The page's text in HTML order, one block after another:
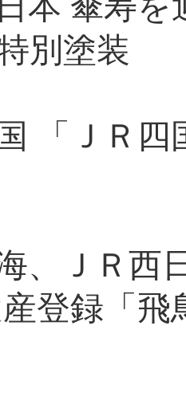
別塗装
「ＪＲ
、ＪＲ西
登録「